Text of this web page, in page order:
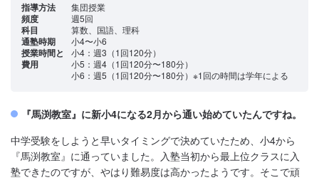
指導方法 集団授業
頻度 週5回
科目 算数、国語、理科
通塾時期 小4〜小6
授業時間と
費用
小4：週3（1回120分）
小5：週4（1回120分〜180分）
小6：週5（1回120分〜180分）※1回の時間は学年による
『馬渕教室』に新小4になる2月から通い始めていたんですね。
中学受験をしようと早いタイミングで決めていたため、小4から
『馬渕教室』に通っていました。入塾当初から最上位クラスに入
塾できたのですが、やはり難易度は高かったようです。そこで頑